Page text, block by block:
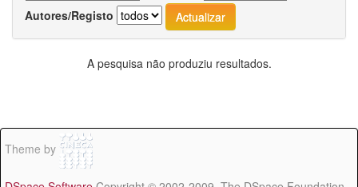
Autores/Registo
A pesquisa não produziu resultados.
Theme by